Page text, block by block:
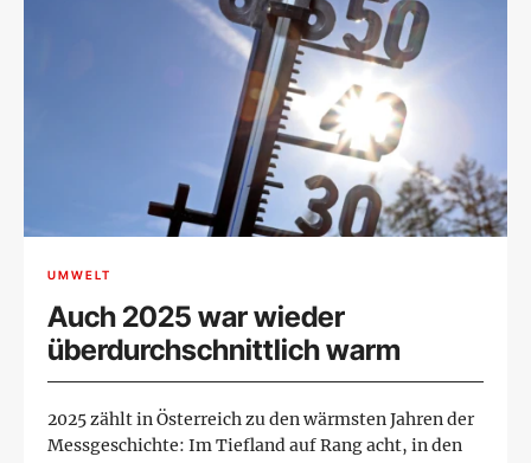
UMWELT
Auch 2025 war wieder
überdurchschnittlich warm
2025 zählt in Österreich zu den wärmsten Jahren der
Messgeschichte: Im Tiefland auf Rang acht, in den